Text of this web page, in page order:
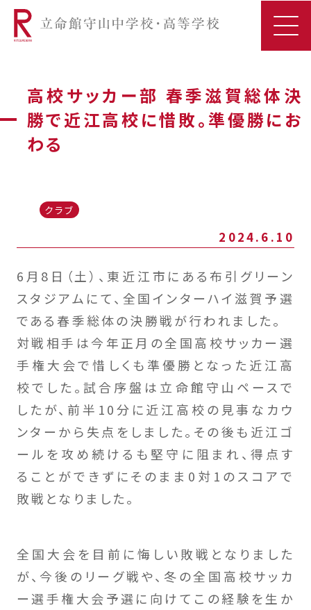
高校サッカー部 春季滋賀総体決
勝で近江高校に惜敗。準優勝にお
わる
クラブ
2024.6.10
6月8日（土）、東近江市にある布引グリーン
スタジアムにて、全国インターハイ滋賀予選
である春季総体の決勝戦が行われました。
対戦相手は今年正月の全国高校サッカー選
手権大会で惜しくも準優勝となった近江高
校でした。試合序盤は立命館守山ペースで
したが、前半10分に近江高校の見事なカウ
ンターから失点をしました。その後も近江ゴ
ールを攻め続けるも堅守に阻まれ、得点す
ることができずにそのまま0対1のスコアで
敗戦となりました。
全国大会を目前に悔しい敗戦となりました
が、今後のリーグ戦や、冬の全国高校サッカ
ー選手権大会予選に向けてこの経験を生か